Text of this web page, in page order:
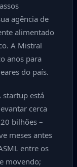
agência de
alimentado
A Mistral
anos para
do país.
startup está
cerca
bilhões –
meses antes
entre os
movendo;